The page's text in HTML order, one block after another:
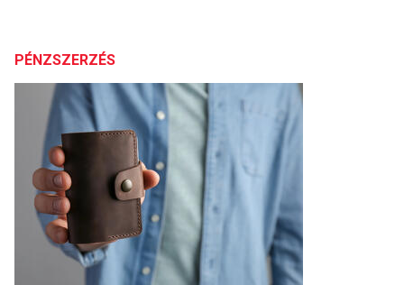
PÉNZSZERZÉS